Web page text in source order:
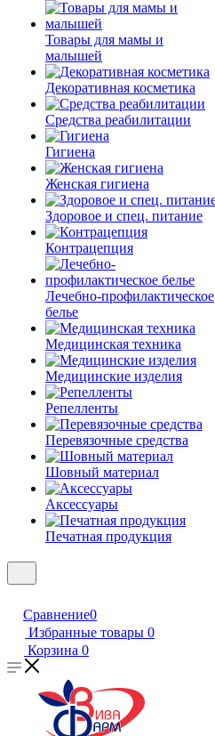
Товары для мамы и
малышей
Декоративная косметика
Средства реабилитации
Гигиена
Женская гигиена
Здоровое и спец. питание
Контрацепция
Лечебно-профилактическое
белье
Медицинская техника
Медицинские изделия
Репелленты
Перевязочные средства
Шовный материал
Аксессуары
Печатная продукция
Сравнение0
Избранные товары 0
Корзина 0